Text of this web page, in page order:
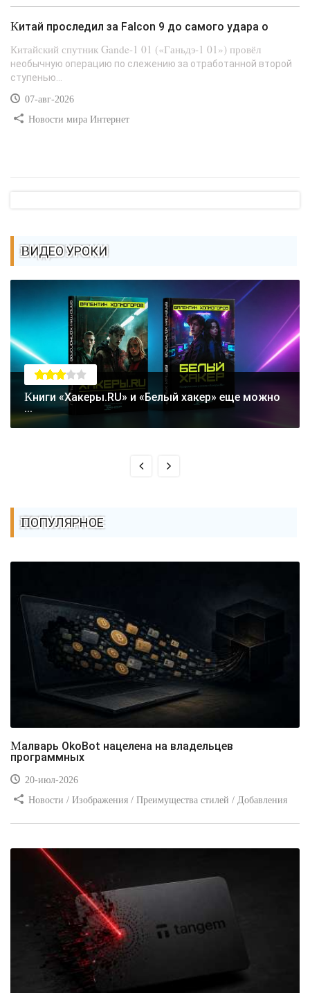
Китай проследил за Falcon 9 до самого удара о
Китайский спутник Gande-1 01 («Ганьдэ-1 01») провёл
необычную операцию по слежению за отработанной второй
ступенью...
07-авг-2026
Новости мира Интернет
ВИДЕО УРОКИ
Книги «Хакеры.RU» и «Белый хакер» еще можно
...
ПОПУЛЯРНОЕ
Малварь OkoBot нацелена на владельцев
программных
20-июл-2026
Новости / Изображения / Преимущества стилей / Добавления